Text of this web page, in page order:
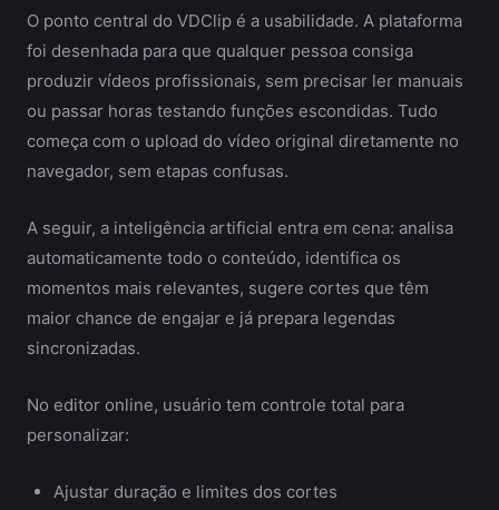
O ponto central do VDClip é a usabilidade. A plataforma
foi desenhada para que qualquer pessoa consiga
produzir vídeos profissionais, sem precisar ler manuais
ou passar horas testando funções escondidas. Tudo
começa com o upload do vídeo original diretamente no
navegador, sem etapas confusas.
A seguir, a inteligência artificial entra em cena: analisa
automaticamente todo o conteúdo, identifica os
momentos mais relevantes, sugere cortes que têm
maior chance de engajar e já prepara legendas
sincronizadas.
No editor online, usuário tem controle total para
personalizar:
Ajustar duração e limites dos cortes